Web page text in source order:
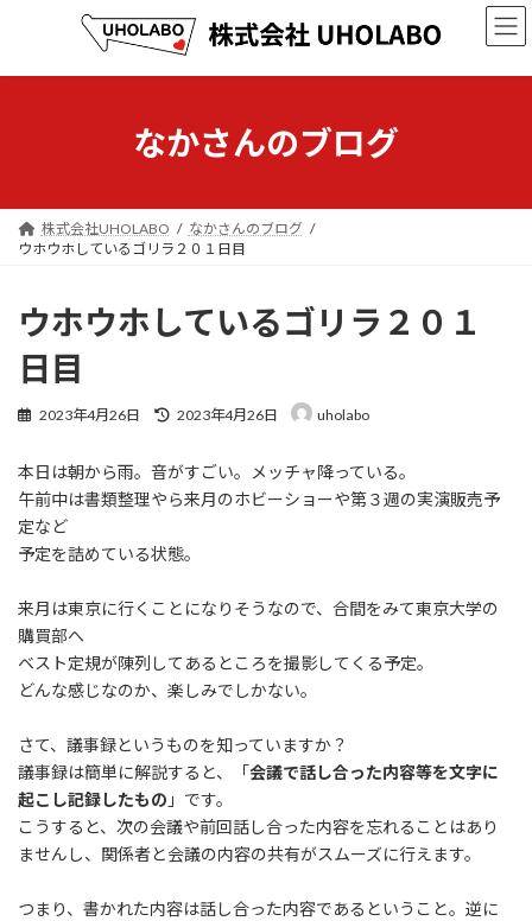
ン
ー
なかさんのブログ
株式会社UHOLABO
なかさんのブログ
ウホウホしているゴリラ２０１日目
ウホウホしているゴリラ２０１
日目
2023年4月26日
最
新
日
2023年4月26日 uholabo
本日は朝から雨。音がすごい。メッチャ降っている。
午前中は書類整理やら来月のホビーショーや第３週の実演販売予
定など
予定を詰めている状態。
来月は東京に行くことになりそうなので、合間をみて東京大学の
購買部へ
ベスト定規が陳列してあるところを撮影してくる予定。
どんな感じなのか、楽しみでしかない。
さて、議事録というものを知っていますか？
議事録は簡単に解説すると、「会議で話し合った内容等を文字に
起こし記録したもの 」です。
こうすると、次の会議や前回話し合った内容を忘れることはあり
ませんし、関係者と会議の内容の共有がスムーズに行えます。
つまり、書かれた内容は話し合った内容であるということ。逆に